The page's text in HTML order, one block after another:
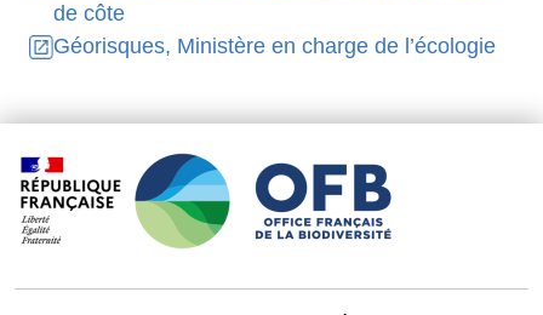
de côte
Géorisques, Ministère en charge de l’écologie